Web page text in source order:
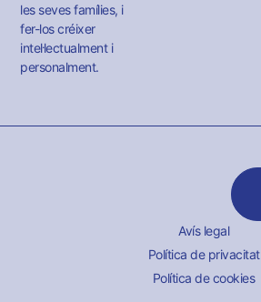
les seves famílies, i
fer-los créixer
intel·lectualment i
personalment.
Avís legal
Política de privacitat
Política de cookies